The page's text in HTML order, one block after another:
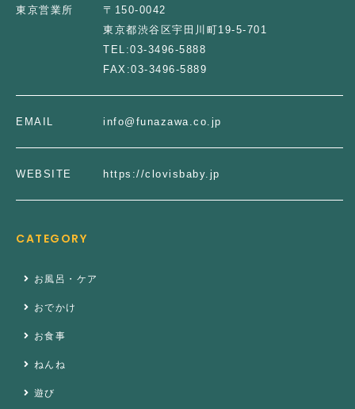
東京営業所
〒150-0042
東京都渋谷区宇田川町19-5-701
TEL:03-3496-5888
FAX:03-3496-5889
EMAIL info@funazawa.co.jp
WEBSITE https://clovisbaby.jp
CATEGORY
お風呂・ケア
おでかけ
お食事
ねんね
遊び